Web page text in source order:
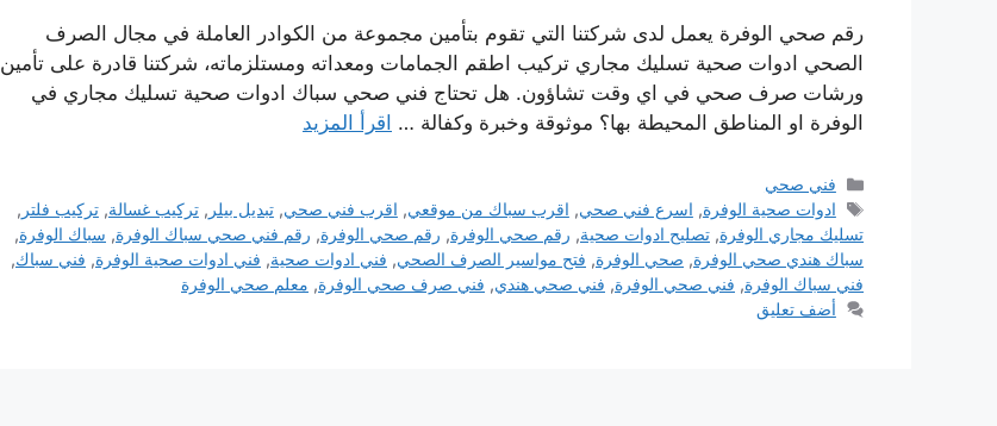
رقم صحي الوفرة يعمل لدى شركتنا التي تقوم بتأمين مجموعة من الكوادر العاملة في مجال الصرف
الصحي ادوات صحية تسليك مجاري تركيب اطقم الجمامات ومعداته ومستلزماته، شركتنا قادرة على تأمين
ورشات صرف صحي في اي وقت تشاؤون. هل تحتاج فني صحي سباك ادوات صحية تسليك مجاري في
الوفرة او المناطق المحيطة بها؟ موثوقة وخبرة وكفالة … اقرأ المزيد
التصنيفات
فني صحي
الوسوم
ادوات صحية الوفرة, اسرع فني صحي, اقرب سباك من موقعي, اقرب فني صحي,تبديل بيلر ,تركيب غسالة,تركيب فلتر ,
تسليك مجاري الوفرة, تصليح ادوات صحية, رقم صحي الوفرة, رقم صحي الوفرة, رقم فني صحي سباك الوفرة, سباك الوفرة,
سباك هندي صحي الوفرة, صحي الوفرة, فتح مواسير الصرف الصحي, فني ادوات صحية, فني ادوات صحية الوفرة, فني سباك,
فني سباك الوفرة, فني صحي الوفرة, فني صحي هندي, فني صرف صحي الوفرة, معلم صحي الوفرة
أضف تعليق